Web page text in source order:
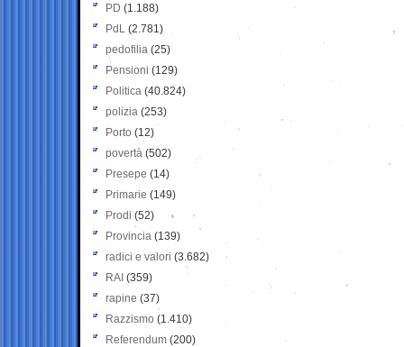
PD (1.188)
PdL (2.781)
pedofilia (25)
Pensioni (129)
Politica (40.824)
polizia (253)
Porto (12)
povertà (502)
Presepe (14)
Primarie (149)
Prodi (52)
Provincia (139)
radici e valori (3.682)
RAI (359)
rapine (37)
Razzismo (1.410)
Referendum (200)